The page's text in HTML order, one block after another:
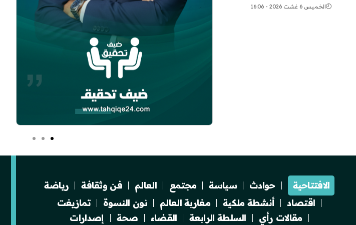
الخميس 6 غشت 2026 - 16:06
الافتتاحية حوادث سياسة مجتمع العالم فن وثقافة
رياضة
اقتصاد
أنشطة ملكية مغاربة العالم نون النسوة
تمازيغت
مقالات رأي
السلطة الرابعة القضاء صحة إصدارات